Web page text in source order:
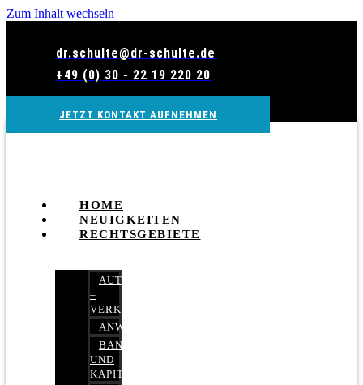
Zum Inhalt wechseln
dr.schulte@dr-schulte.de
+49 (0) 30 - 22 19 220 20
JETZT KONTAKT AUFNEHMEN
HOME
NEUIGKEITEN
RECHTSGEBIETE
AUTOBETRUG
–
VERKEHRSRECHT
ANWALTSHAFTUNGSRECHT
BANK-
UND
KAPITALMARKTRECHT